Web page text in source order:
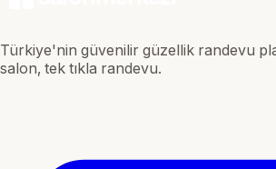
Türkiye'nin güvenilir güzellik randevu
salon, tek tıkla randevu.